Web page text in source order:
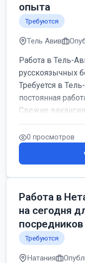
опыта
Требуются
Тель Авив
Работа в Тель-
русскоязычных
Требуется в
постоянная
Свежие
женщин от хозя...
0 просмотров
Работа в
на сегодня
посредников
Требуются
Натания